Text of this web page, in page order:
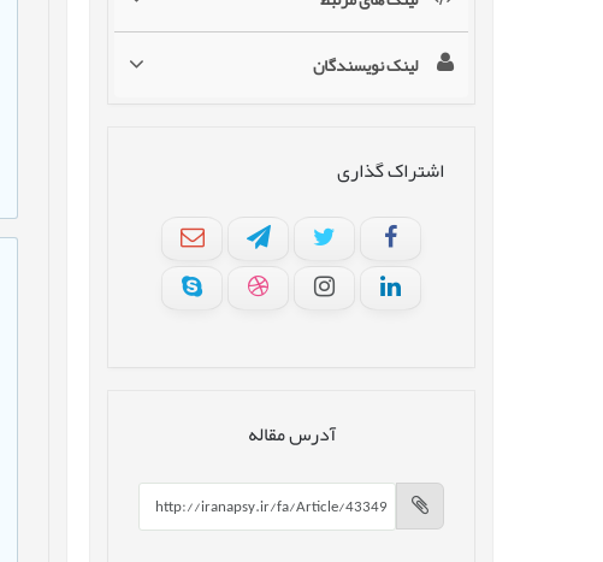
لینک نویسندگان
اشتراک گذاری
آدرس مقاله